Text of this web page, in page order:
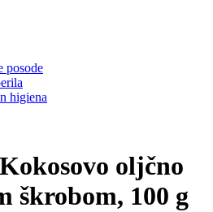
posode
higiena
Kokosovo oljčno
škrobom, 100 g